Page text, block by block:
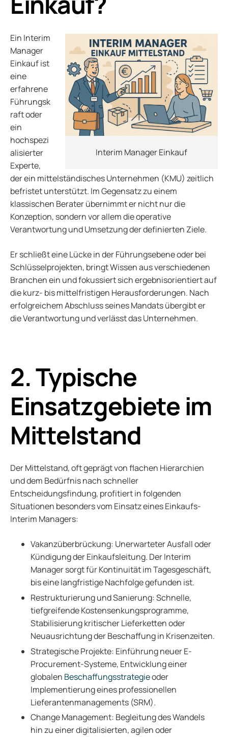
Interim Manager Einkauf
Ein Interim
Manager
Einkauf ist
eine
erfahrene
Führungsk
raft oder
ein
hochspezi
alisierter
Experte,
der ein mittelständisches Unternehmen (KMU) zeitlich
befristet unterstützt. Im Gegensatz zu einem
klassischen Berater übernimmt er nicht nur die
Konzeption, sondern vor allem die operative
Verantwortung und Umsetzung der definierten Ziele.
Er schließt eine Lücke in der Führungsebene oder bei
Schlüsselprojekten, bringt Wissen aus verschiedenen
Branchen ein und fokussiert sich ergebnisorientiert auf
die kurz- bis mittelfristigen Herausforderungen. Nach
erfolgreichem Abschluss seines Mandats übergibt er
die Verantwortung und verlässt das Unternehmen.
2. Typische
Einsatzgebiete im
Mittelstand
Der Mittelstand, oft geprägt von flachen Hierarchien
und dem Bedürfnis nach schneller
Entscheidungsfindung, profitiert in folgenden
Situationen besonders vom Einsatz eines Einkaufs-
Interim Managers:
Vakanzüberbrückung: Unerwarteter Ausfall oder
Kündigung der Einkaufsleitung. Der Interim
Manager sorgt für Kontinuität im Tagesgeschäft,
bis eine langfristige Nachfolge gefunden ist.
Restrukturierung und Sanierung: Schnelle,
tiefgreifende Kostensenkungsprogramme,
Stabilisierung kritischer Lieferketten oder
Neuausrichtung der Beschaffung in Krisenzeiten.
Strategische Projekte: Einführung neuer E-
Procurement-Systeme, Entwicklung einer
globalen Beschaffungsstrategieoder
Implementierung eines professionellen
Lieferantenmanagements (SRM).
Change Management: Begleitung des Wandels
hin zu einer digitalisierten, agilen oder